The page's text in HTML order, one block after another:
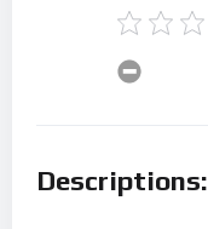
Descriptions: